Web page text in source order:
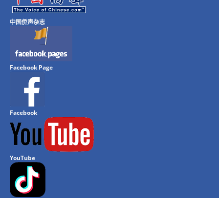
中国侨声杂志
Facebook Page
Facebook
YouTube